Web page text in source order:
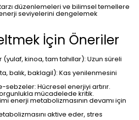
düzenlemeleri ve bilimsel temellere
seviyelerini dengelemek
İçin Öneriler
kinoa, tam tahıllar): Uzun süreli
balık, baklagil): Kas yenilenmesini
Hücresel enerjiyi artırır.
mücadelede kritik.
enerji metabolizmasının devamı için
aktive eder, stres